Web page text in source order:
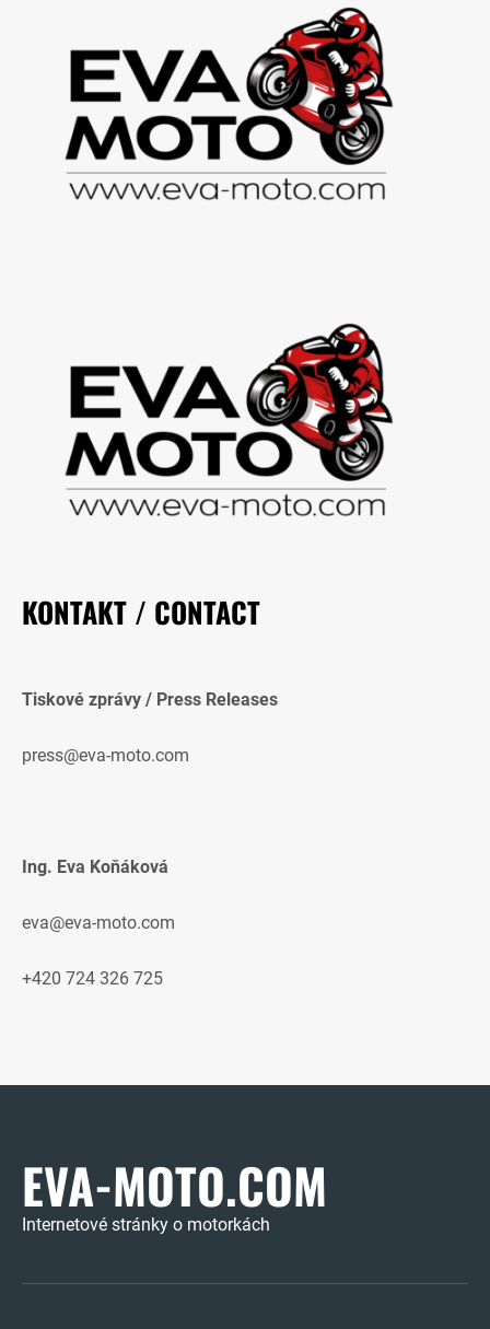
KONTAKT / CONTACT
Tiskové zprávy / Press Releases
press@eva-moto.com
Ing. Eva Koňáková
eva@eva-moto.com
+420 724 326 725
EVA-MOTO.COM
Internetové stránky o motorkách